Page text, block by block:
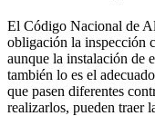
El Código Nacional de
obligación la inspección
aunque la instalación de
también lo es el
que pasen diferentes
realizarlos, pueden traer